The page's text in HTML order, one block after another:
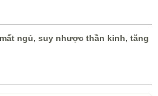
ngủ, suy nhược thần kinh, tăng